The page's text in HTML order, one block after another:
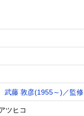
武藤 敦彦(1955～)／監修
ツヒコ